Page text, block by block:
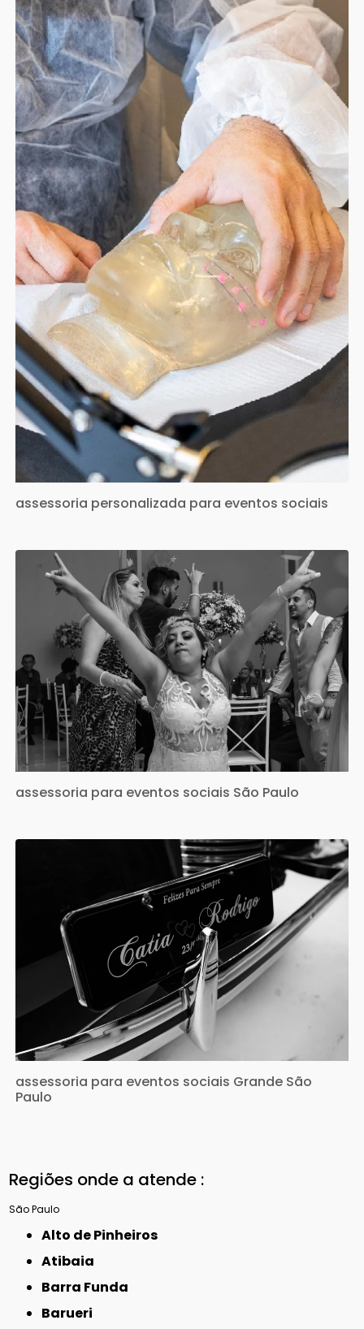
assessoria personalizada para eventos sociais
assessoria para eventos sociais São Paulo
assessoria para eventos sociais Grande São
Paulo
Regiões onde a atende :
São Paulo
Alto de Pinheiros
Atibaia
Barra Funda
Barueri